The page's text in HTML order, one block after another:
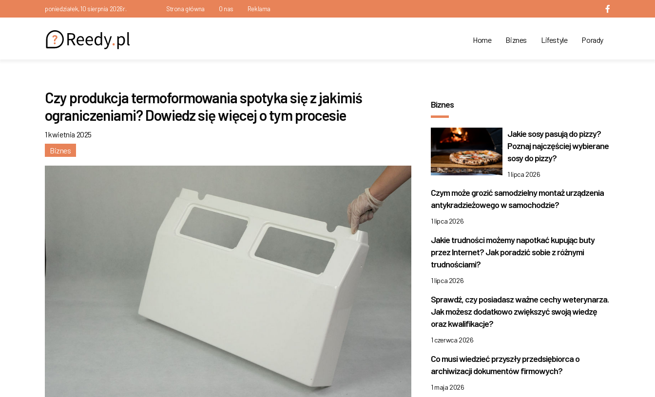
poniedziałek, 10 sierpnia 2026r. Strona główna O nas Reklama
Home Biznes Lifestyle Porady
Czy produkcja termoformowania spotyka się z jakimiś
ograniczeniami? Dowiedz się więcej o tym procesie
1 kwietnia 2025
Biznes
Biznes
Jakie sosy pasują do pizzy?
Poznaj najczęściej wybierane
sosy do pizzy?
1 lipca 2026
Czym może grozić samodzielny montaż urządzenia
antykradzieżowego w samochodzie?
1 lipca 2026
Jakie trudności możemy napotkać kupując buty
przez Internet? Jak poradzić sobie z różnymi
trudnościami?
1 lipca 2026
Sprawdź, czy posiadasz ważne cechy weterynarza.
Jak możesz dodatkowo zwiększyć swoją wiedzę
oraz kwalifikacje?
1 czerwca 2026
Co musi wiedzieć przyszły przedsiębiorca o
archiwizacji dokumentów firmowych?
1 maja 2026